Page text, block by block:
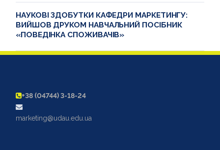
НАУКОВІ ЗДОБУТКИ КАФЕДРИ МАРКЕТИНГУ:
ВИЙШОВ ДРУКОМ НАВЧАЛЬНИЙ ПОСІБНИК
«ПОВЕДІНКА СПОЖИВАЧІВ»
+38 (04744) 3-18-24
marketing@udau.edu.ua